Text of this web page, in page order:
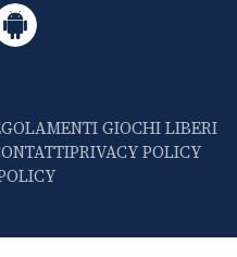
GIOCHI LIBERI
PRIVACY POLICY